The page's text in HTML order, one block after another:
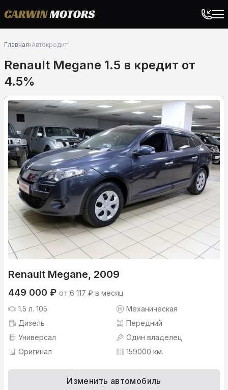
Главная›Автокредит
Renault Megane 1.5 в кредит от
4.5%
Renault Megane, 2009
449 000 ₽ от 6 117 ₽ в месяц
1.5 л. 105
Механическая
Дизель
Передний
Универсал
Один владелец
Оригинал
159000 км.
Изменить автомобиль